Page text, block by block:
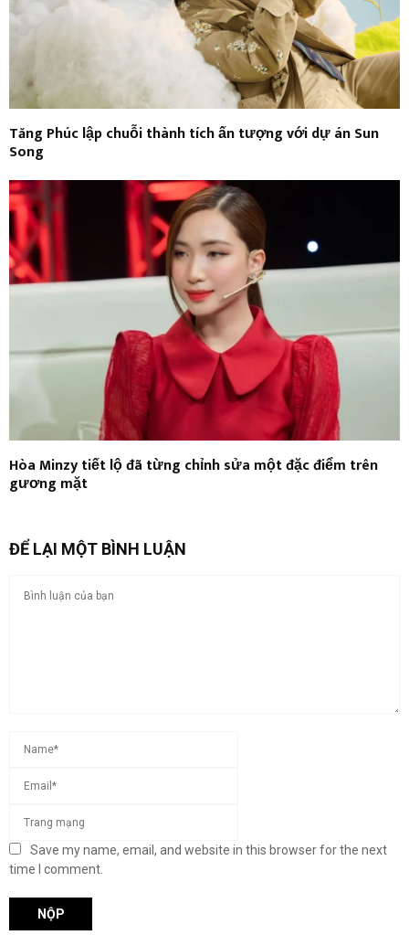
Tăng Phúc lập chuỗi thành tích ấn tượng với dự án Sun
Song
Hòa Minzy tiết lộ đã từng chỉnh sửa một đặc điểm trên
gương mặt
ĐỂ LẠI MỘT BÌNH LUẬN
Save my name, email, and website in this browser for the next
time I comment.